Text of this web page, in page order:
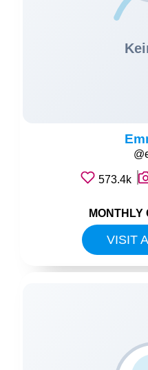
573.4k
VISIT
MONTHLY